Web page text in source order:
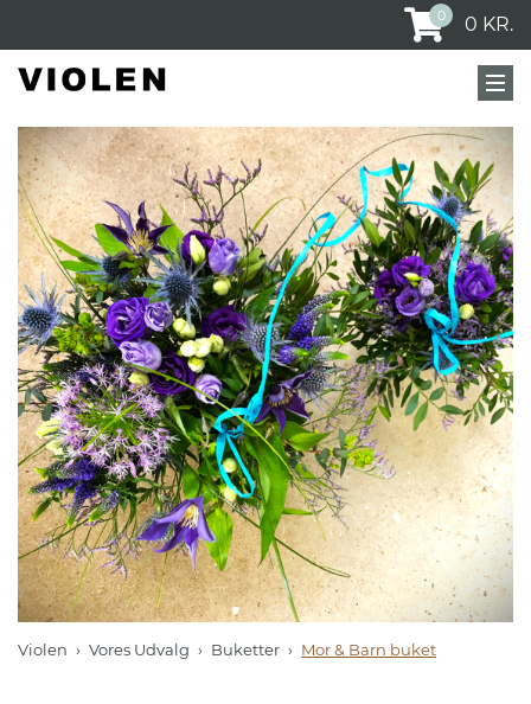
0 0 KR.
Violen Vores Udvalg Buketter Mor & Barn buket